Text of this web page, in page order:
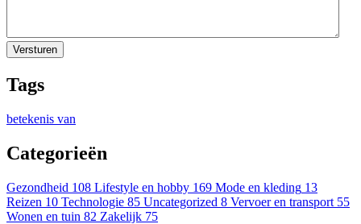
Tags
betekenis van
Categorieën
Gezondheid 108 Lifestyle en hobby 169 Mode en kleding 13
Reizen 10 Technologie 85 Uncategorized 8 Vervoer en transport 55
Wonen en tuin 82 Zakelijk 75